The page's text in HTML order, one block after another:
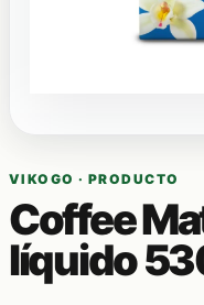
VIKOGO · PRODUCTO
Coffee
líquido